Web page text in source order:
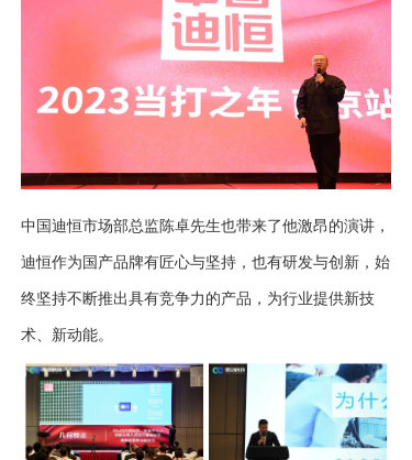
中国迪恒市场部总监陈卓先生也带来了他激昂的演讲，
迪恒作为国产品牌有匠心与坚持，也有研发与创新，始
终坚持不断推出具有竞争力的产品，为行业提供新技
术、新动能。